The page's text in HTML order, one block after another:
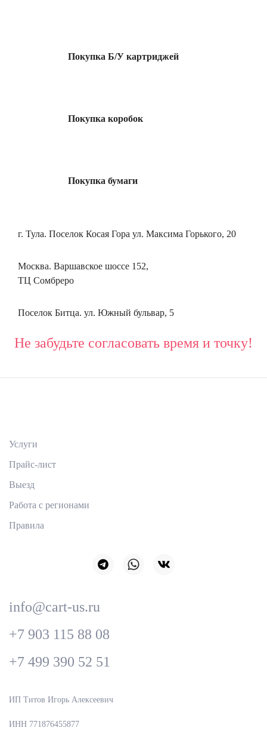
Покупка Б/У картриджей
Покупка коробок
Покупка бумаги
г. Тула. Поселок Косая Гора ул. Максима Горького, 20
Москва. Варшавское шоссе 152,
ТЦ Сомбреро
Поселок Битца. ул. Южный бульвар, 5
Не забудьте согласовать время и точку!
Услуги
Прайс-лист
Выезд
Работа с регионами
Правила
info@cart-us.ru
+7 903 115 88 08
+7 499 390 52 51
ИП Титов Игорь Алексеевич
ИНН 771876455877